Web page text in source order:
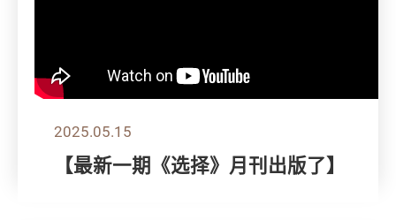
2025.05.15
【最新一期《选择》月刊出版了】